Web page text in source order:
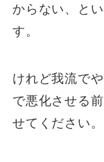
からない、と
す。
けれど我流で
で悪化させる
せてください。